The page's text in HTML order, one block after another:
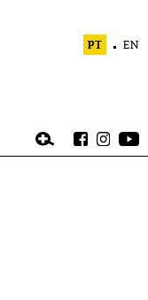
PT EN